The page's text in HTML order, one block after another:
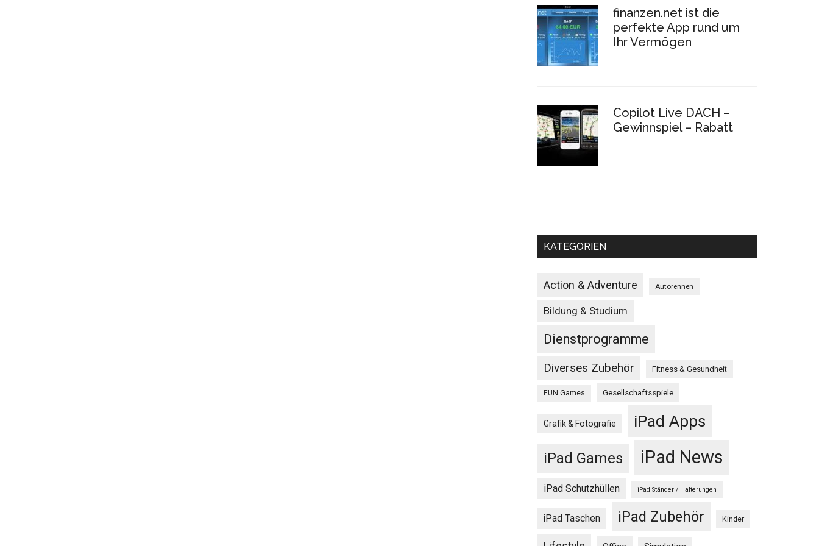
finanzen.net ist die
perfekte App rund um
Ihr Vermögen
Copilot Live DACH –
Gewinnspiel – Rabatt
KATEGORIEN
Action & Adventure Autorennen
Bildung & Studium
Dienstprogramme
Diverses Zubehör Fitness & Gesundheit
FUN Games Gesellschaftsspiele
Grafik & Fotografie iPad Apps
iPad Games iPad News
iPad Schutzhüllen iPad Ständer / Halterungen
iPad Taschen iPad Zubehör Kinder